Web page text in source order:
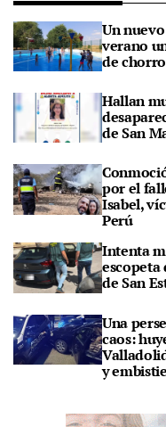
Un
verano
de
Hallan
de San
por el
Isabel,
Perú
Intenta
escopeta
de San
Una
caos:
y